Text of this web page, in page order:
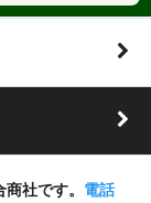
社です。 電話